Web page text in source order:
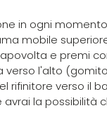
in ogni
mobile
e premi
verso l'alto
rifinitore verso il
la possibilità